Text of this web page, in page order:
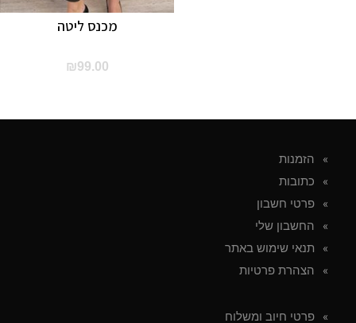
מכנס ליטה
₪99.00
הזמנות
כתובות
פרטי חשבון
החשבון שלי
תנאי שימוש באתר
הצהרת פרטיות
פרטי חיוב ומשלוח